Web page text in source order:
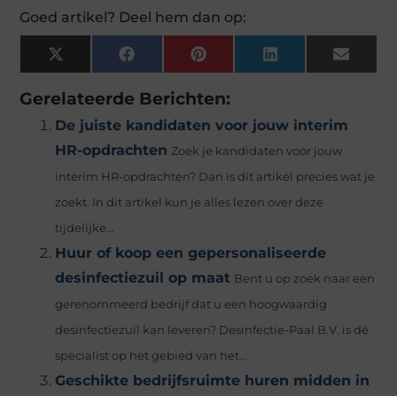
Goed artikel? Deel hem dan op:
X
(Twitter)
FacebookPinterest LinkedIn Email
Gerelateerde Berichten:
De juiste kandidaten voor jouw interim
HR-opdrachten Zoek je kandidaten voor jouw
interim HR-opdrachten? Dan is dit artikel precies wat je
zoekt. In dit artikel kun je alles lezen over deze
tijdelijke...
Huur of koop een gepersonaliseerde
desinfectiezuil op maat Bent u op zoek naar een
gerenommeerd bedrijf dat u een hoogwaardig
desinfectiezuil kan leveren? Desinfectie-Paal B.V. is dé
specialist op het gebied van het...
Geschikte bedrijfsruimte huren midden in